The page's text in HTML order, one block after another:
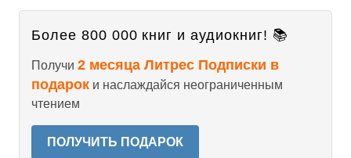
Более 800 000 книг и аудиокниг! 📚
Получи 2 месяца Литрес Подписки в
подарок и наслаждайся неограниченным
чтением
ПОЛУЧИТЬ ПОДАРОК